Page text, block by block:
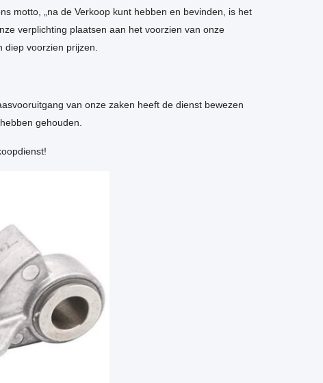
motto, „na de Verkoop kunt hebben en bevinden, is het
verplichting plaatsen aan het voorzien van onze
voorzien prijzen.
van onze zaken heeft de dienst bewezen
gehouden.